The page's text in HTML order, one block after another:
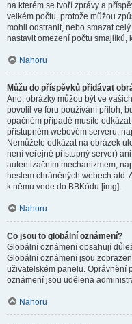
na kterém se tvoří zprávy a
velkém počtu, protože můžou
mohli odstranit, nebo smazat
nastavit omezení počtu smajlíků,
Nahoru
Můžu do příspěvků přidávat
Ano, obrázky můžou být ve
povolil ve fóru používání příloh,
opačném případě musíte
přístupném webovém serveru,
Nemůžete odkázat na obrázek
není veřejně přístupný server)
autentizačním mechanizmem,
heslem chráněných webech atd.
k němu vede do BBKódu [img].
Nahoru
Co jsou to globální oznámení?
Globální oznámení obsahují
Globální oznámení jsou
uživatelském panelu. Oprávnění
oznámení jsou udělena
Nahoru